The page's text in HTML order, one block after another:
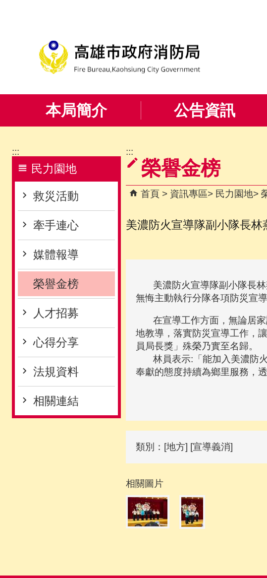
本局簡介 公告資訊
:::
民力園地
救災活動
牽手連心
媒體報導
榮譽金榜
人才招募
心得分享
法規資料
相關連結
:::
榮譽金榜
首頁 資訊專區 民力園地
美濃防火宣導隊副小隊長
美濃防火宣導隊副小隊長林
無悔主動執行分隊各項防災宣
在宣導工作方面，無論居家
地教導，落實防災宣導工作，
員局長獎」殊榮乃實至名歸。
林員表示:「能加入美濃防火
奉獻的態度持續為鄉里服務，
類別：[地方] [宣導義消]
相關圖片